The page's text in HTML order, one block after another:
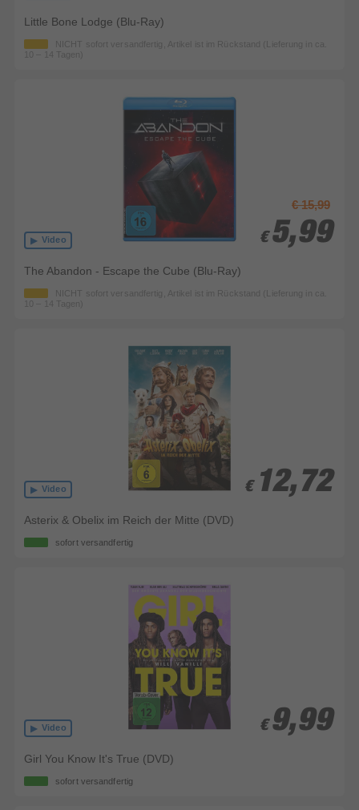
Little Bone Lodge (Blu-Ray)
NICHT sofort versandfertig, Artikel ist im Rückstand (Lieferung in ca.
10 – 14 Tagen)
Video
€ 15,99
€ 5,99
€ 5,99
The Abandon - Escape the Cube (Blu-Ray)
NICHT sofort versandfertig, Artikel ist im Rückstand (Lieferung in ca.
10 – 14 Tagen)
Video € 12,72
€ 12,72
Asterix & Obelix im Reich der Mitte (DVD)
sofort versandfertig
Video € 9,99
€ 9,99
Girl You Know It's True (DVD)
sofort versandfertig